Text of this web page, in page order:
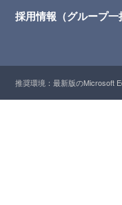
採用情報（グループ一
推奨環境：最新版のMicrosoft